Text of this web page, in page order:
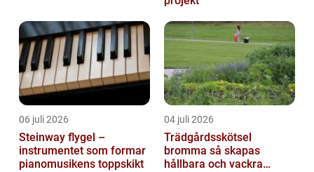
06 juli 2026
Steinway flygel –
instrumentet som formar
pianomusikens toppskikt
04 juli 2026
Trädgårdsskötsel
bromma så skapas
hållbara och vackra